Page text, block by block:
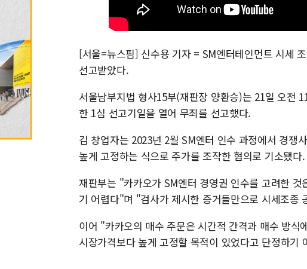
[서울=뉴스핌] 신수용 기자 = SM엔터테인먼트 시세
선고받았다.
서울남부지법 형사15부(재판장 양환승)는 21일 오전
한 1심 선고기일을 열어 무죄를 선고했다.
김 창업자는 2023년 2월 SM엔터 인수 과정에서 경쟁
높게 고정하는 식으로 주가를 조작한 혐의로 기소됐다.
재판부는 "카카오가 SM엔터 경영권 인수를 고려한
기 어렵다"며 "검사가 제시한 증거들만으로 시세조종
이어 "카카오의 매수 주문은 시간적 간격과 매수 방
시장가격보다 높게 고정할 목적이 있었다고 단정하기